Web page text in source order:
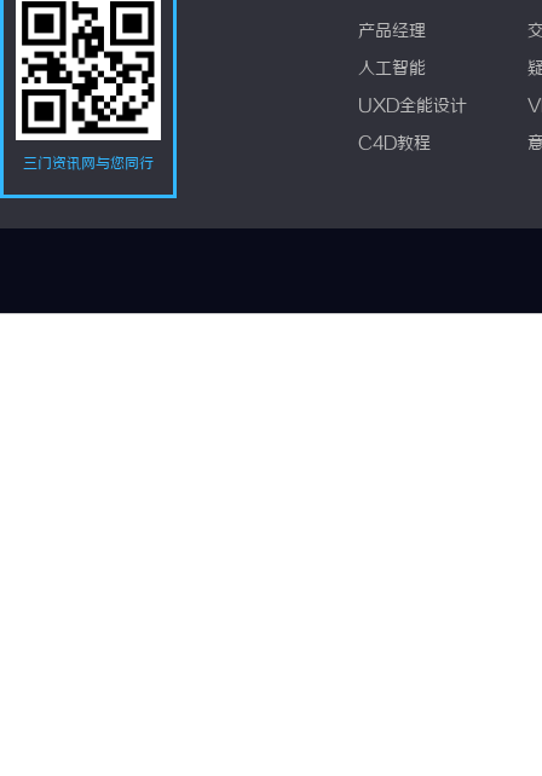
三门资讯网与您同行
产品经理
人工智能
UXD全能设计
C4D教程